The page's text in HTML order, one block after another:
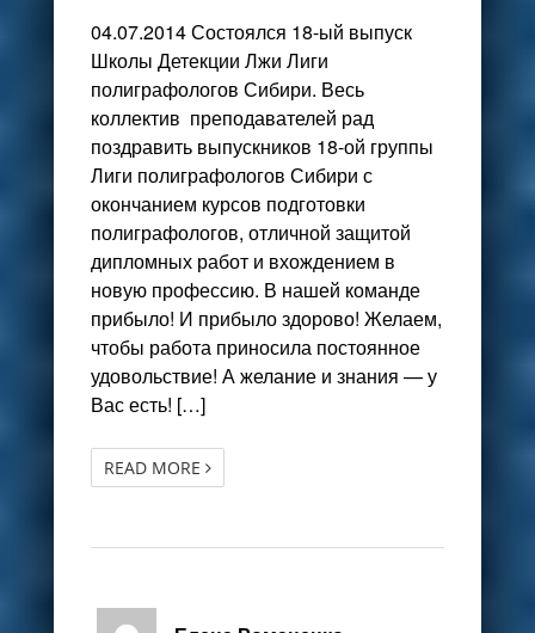
04.07.2014 Состоялся 18-ый выпуск
Школы Детекции Лжи Лиги
полиграфологов Сибири. Весь
коллектив преподавателей рад
поздравить выпускников 18-ой группы
Лиги полиграфологов Сибири с
окончанием курсов подготовки
полиграфологов, отличной защитой
дипломных работ и вхождением в
новую профессию. В нашей команде
прибыло! И прибыло здорово! Желаем,
чтобы работа приносила постоянное
удовольствие! А желание и знания — у
Вас есть! […]
READ MORE